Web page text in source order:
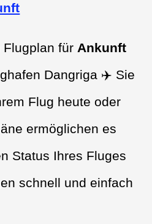
Flugplan für Ankunft
Dangriga ✈️ Sie
Flug heute oder
ermöglichen es
Status Ihres Fluges
schnell und einfach